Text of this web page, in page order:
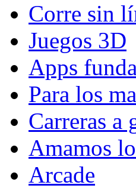
Corre sin
Juegos 3D
Apps
Para los
Carreras a
Amamos
Arcade